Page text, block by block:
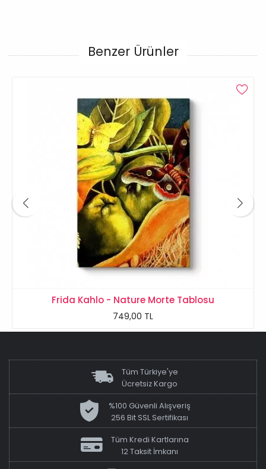
Benzer Ürünler
Frida Kahlo - Nature Morte Tablosu
749,00 TL
Tüm Türkiye'ye
Ücretsiz Kargo
%100 Güvenli Alışveriş
256 Bit SSL Sertifikası
Tüm Kredi Kartlarına
12 Taksit İmkanı